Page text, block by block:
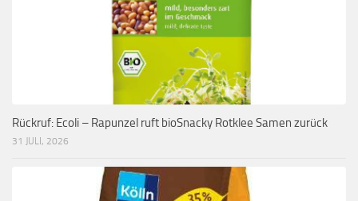
Rückruf: Ecoli – Rapunzel ruft bioSnacky Rotklee Samen zurück
31 JULI, 2026